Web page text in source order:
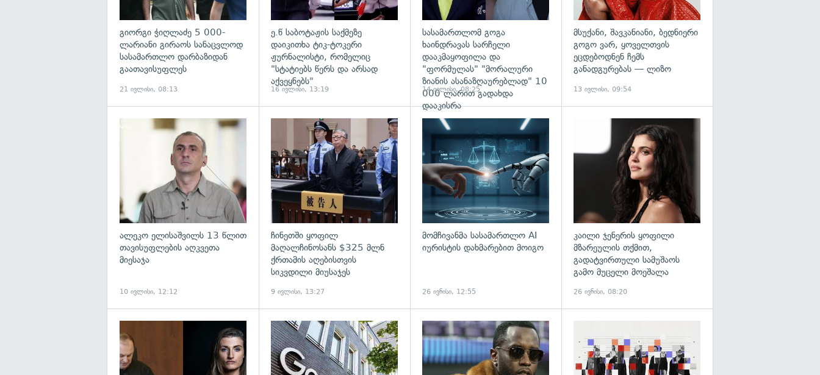
გიორგი ჭიღლაძე 5 000-
ლარიანი გირაოს სანაცვლოდ
სასამართლო დარბაზიდან
გაათავისუფლეს
21 ივლისი, 08:13
ე.წ საბოტაჟის საქმეზე
დაიკითხა ტიკ-ტოკერი
ჟურნალისტი, რომელიც
"სტატიებს წერს და არსად
აქვეყნებს"
16 ივლისი, 13:19
სასამართლომ გოგა
ხაინდრავას სარჩელი
დააკმაყოფილა და
"ფორმულას" "მორალური
ზიანის ასანაზღაურებლად" 10
000 ლარით გადახდა
დააკისრა
14 ივლისი, 08:25
მსუქანი, შავკანიანი, ბედნიერი
გოგო ვარ, ყოველთვის
ეცდებოდნენ ჩემს
განადგურებას — ლიზო
13 ივლისი, 09:54
ალეკო ელისაშვილს 13 წლით
თავისუფლების აღკვეთა
მიესაჯა
10 ივლისი, 12:12
გადახედვა
ჩინეთში ყოფილ
მაღალჩინოსანს $325 მლნ
ქრთამის აღებისთვის
სიკვდილი მიუსაჯეს
9 ივლისი, 13:27
მომჩივანმა სასამართლო AI
იურისტის დახმარებით მოიგო
26 ივნისი, 12:55
კაილი ჯენერის ყოფილი
მზარეულის თქმით,
გადატვირთული სამუშაოს
გამო მუცელი მოეშალა
26 ივნისი, 08:20
გადახედვა გადახედვა